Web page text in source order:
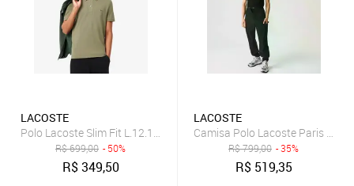
LACOSTE
Polo Lacoste Slim Fit L.12.12 em Piqué Verde
R$699,00 - 50%
R$349,50
LACOSTE
Camisa Polo Lacoste Paris
R$799,00 - 35%
R$ 519,35